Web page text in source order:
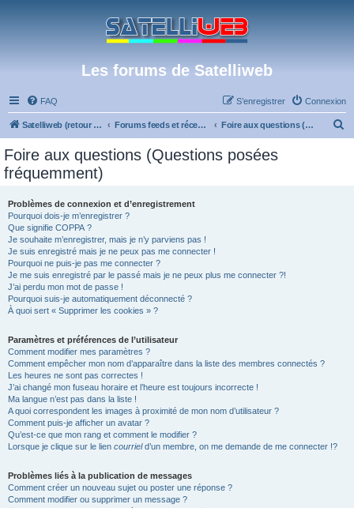
Les forums de Satelliweb
FAQ Connexion
S’enregistrer
Satelliweb (retour vers le site) Forums feeds et réception TV numérique Foire aux questions (Questions posées fréquemment)
Foire aux questions (Questions posées
fréquemment)
Problèmes de connexion et d’enregistrement
Pourquoi dois-je m’enregistrer ?
Que signifie COPPA ?
Je souhaite m’enregistrer, mais je n’y parviens pas !
Je suis enregistré mais je ne peux pas me connecter !
Pourquoi ne puis-je pas me connecter ?
Je me suis enregistré par le passé mais je ne peux plus me connecter ?!
J’ai perdu mon mot de passe !
Pourquoi suis-je automatiquement déconnecté ?
À quoi sert « Supprimer les cookies » ?
Paramètres et préférences de l’utilisateur
Comment modifier mes paramètres ?
Comment empêcher mon nom d’apparaître dans la liste des membres connectés ?
Les heures ne sont pas correctes !
J’ai changé mon fuseau horaire et l’heure est toujours incorrecte !
Ma langue n’est pas dans la liste !
A quoi correspondent les images à proximité de mon nom d’utilisateur ?
Comment puis-je afficher un avatar ?
Qu’est-ce que mon rang et comment le modifier ?
Lorsque je clique sur le lien courrield’un membre, on me demande de me connecter !?
Problèmes liés à la publication de messages
Comment créer un nouveau sujet ou poster une réponse ?
Comment modifier ou supprimer un message ?